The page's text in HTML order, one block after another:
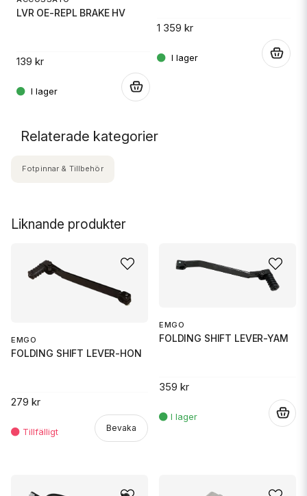
LVR OE-REPL BRAKE HV
139 kr
1 359 kr
Liknande produkter
EMGO
FOLDING SHIFT LEVER-HON
279 kr
Bevaka
EMGO
FOLDING SHIFT LEVER-YAM
359 kr
Relaterade kategorier
Fotpinnar & Tillbehör